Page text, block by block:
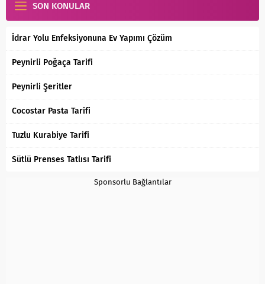
SON KONULAR
İdrar Yolu Enfeksiyonuna Ev Yapımı Çözüm
Peynirli Poğaça Tarifi
Peynirli Şeritler
Cocostar Pasta Tarifi
Tuzlu Kurabiye Tarifi
Sütlü Prenses Tatlısı Tarifi
Sponsorlu Bağlantılar